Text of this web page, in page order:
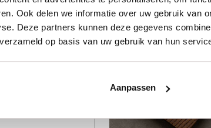
Ook delen we informatie over uw gebruik van
Deze partners kunnen deze gegevens
op basis van uw gebruik van hun
Aanpassen
3